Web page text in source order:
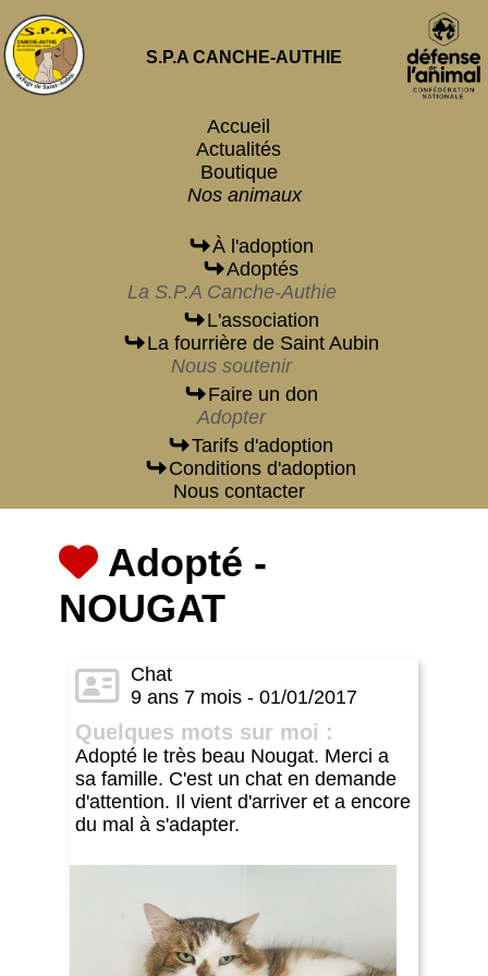
S.P.A CANCHE-AUTHIE
Accueil
Actualités
Boutique
Nos animaux
À l'adoption
Adoptés
La S.P.A Canche-Authie
L'association
La fourrière de Saint Aubin
Nous soutenir
Faire un don
Adopter
Tarifs d'adoption
Conditions d'adoption
Nous contacter
Adopté -
NOUGAT
Chat
9 ans 7 mois - 01/01/2017
Quelques mots sur moi :
Adopté le très beau Nougat. Merci a
sa famille. C'est un chat en demande
d'attention. Il vient d'arriver et a encore
du mal à s'adapter.